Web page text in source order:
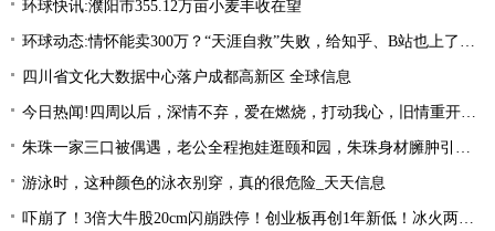
环球快讯:濮阳市355.12万亩小麦丰收在望
环球动态:情怀能卖300万？“天涯自救”失败，给知乎、B站也上了一课
四川省文化大数据中心落户成都高新区 全球信息
今日热闻!四周以后，深情不弃，爱在燃烧，打动我心，旧情重开，终相拥复合
朱珠一家三口被偶遇，老公全程抱娃逛颐和园，朱珠身材臃肿引争议_天天热推荐
游泳时，这种颜色的泳衣别穿，真的很危险_天天信息
吓崩了！3倍大牛股20cm闪崩跌停！创业板再创1年新低！冰火两重天行情，该如何把握？ 今日快讯